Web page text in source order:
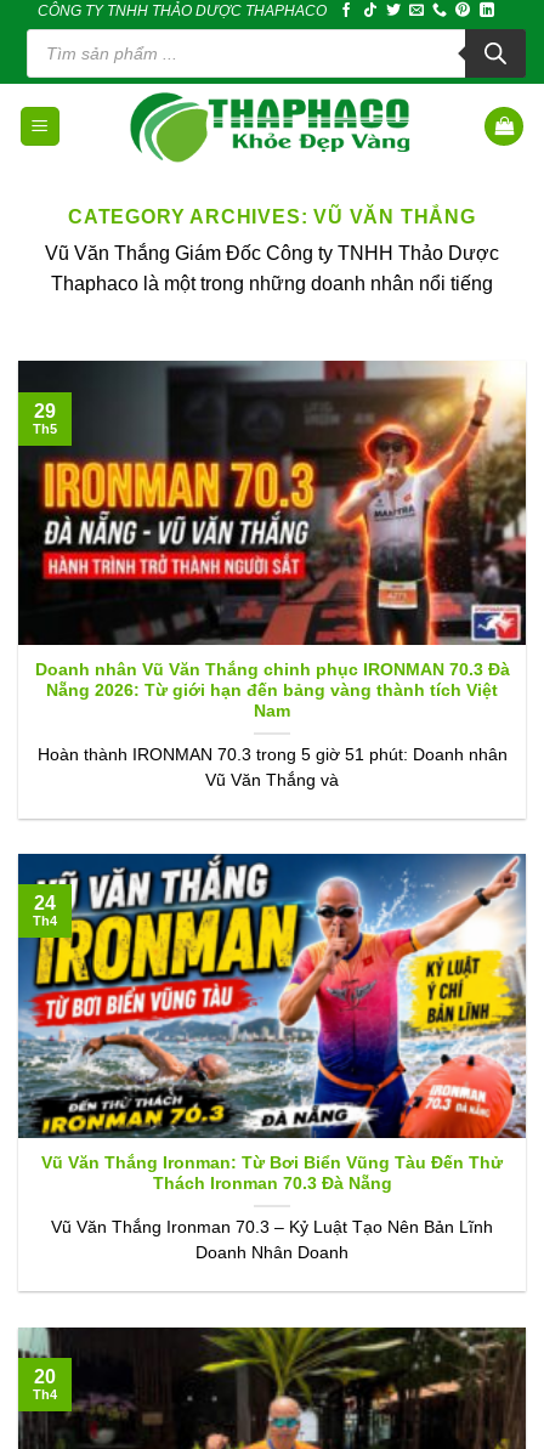
content
CÔNG TY TNHH THẢO DƯỢC THAPHACO
Tìm
kiếm
phẩm
CATEGORY ARCHIVES:VŨ VĂN THẮNG
Vũ Văn Thắng Giám Đốc Công ty TNHH Thảo Dược
Thaphaco là một trong những doanh nhân nổi tiếng
Doanh nhân Vũ Văn Thắng chinh phục IRONMAN 70.3 Đà
Nẵng 2026: Từ giới hạn đến bảng vàng thành tích Việt
Nam
Hoàn thành IRONMAN 70.3 trong 5 giờ 51 phút: Doanh nhân
Vũ Văn Thắng và
29
Th5
Vũ Văn Thắng Ironman: Từ Bơi Biển Vũng Tàu Đến Thử
Thách Ironman 70.3 Đà Nẵng
Vũ Văn Thắng Ironman 70.3 – Kỷ Luật Tạo Nên Bản Lĩnh
Doanh Nhân Doanh
24
Th4
20
Th4